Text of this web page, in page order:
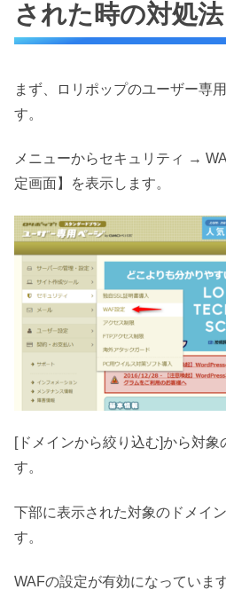
された時の対処法
まず、ロリポップのユーザー専
す。
メニューからセキュリティ →
定画面】を表示します。
[ドメインから絞り込む]から対象
す。
下部に表示された対象のドメイ
す。
WAFの設定が有効になっています